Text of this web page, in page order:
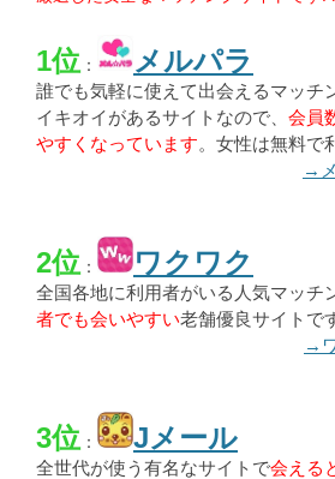
1位 ： メルパラ
誰でも気軽に使えて出会えるマッチ
イキオイがあるサイトなので、 会員
やすくなっています。女性は無料で
→
2位 ： ワクワク
全国各地に利用者がいる人気マッチ
者でも会いやすい老舗優良サイトで
→
3位 ： Jメール
全世代が使う有名なサイトで会える